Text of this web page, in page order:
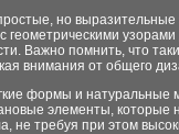
но
геометрическими
Важно помнить, что
внимания от общего
формы и натуральные
элементы, которые
не требуя при этом